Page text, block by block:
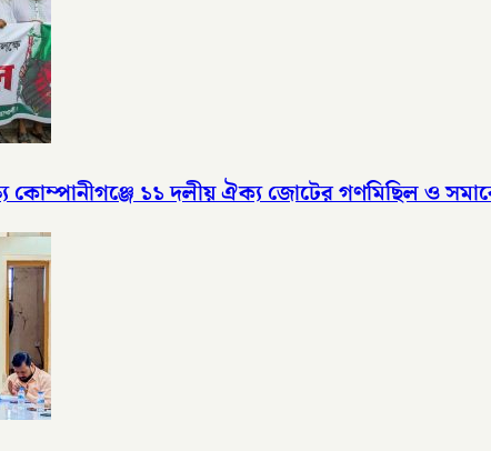
কোম্পানীগঞ্জে ১১ দলীয় ঐক্য জোটের গণমিছিল ও